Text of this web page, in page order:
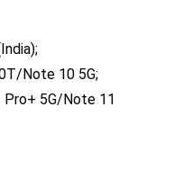
Note 10 5G;
5G/Note 11